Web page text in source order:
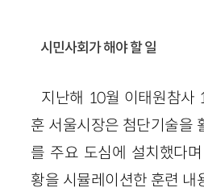
시민사회가 해야 할 일
지난해 10월 이태원참사
훈 서울시장은 첨단기술을
를 주요 도심에 설치했다
황을 시뮬레이션한 훈련 내